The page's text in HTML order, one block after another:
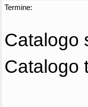
Termine:
Catalogo
Catalogo